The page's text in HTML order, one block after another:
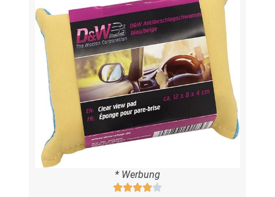
* Werbung